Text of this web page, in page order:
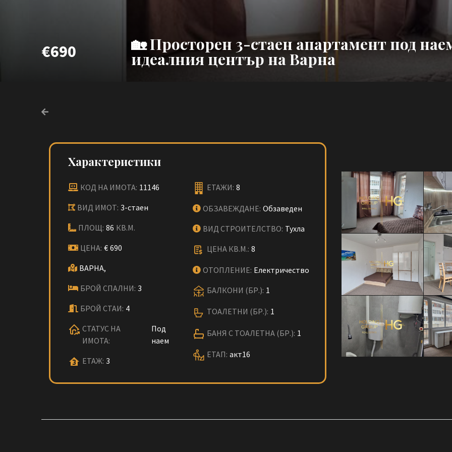
€690 🏡 Просторен 3-стаен апартамент под
идеалния център на Варна
Характеристики
КОД НА ИМОТА: 11146
ВИД ИМОТ: 3-стаен
ПЛОЩ: 86 КВ.М.
ЦЕНА: € 690
ВАРНА,
БРОЙ СПАЛНИ: 3
БРОЙ СТАИ: 4
СТАТУС НА
ИМОТА:
Под
наем
ЕТАЖ: 3
ЕТАЖИ: 8
ОБЗАВЕЖДАНЕ: Обзаведен
ВИД СТРОИТЕЛСТВО: Тухла
ЦЕНА КВ.М.: 8
ОТОПЛЕНИЕ: Електричество
БАЛКОНИ (БР.): 1
ТОАЛЕТНИ (БР.): 1
БАНЯ С ТОАЛЕТНА (БР.): 1
ЕТАП: акт16